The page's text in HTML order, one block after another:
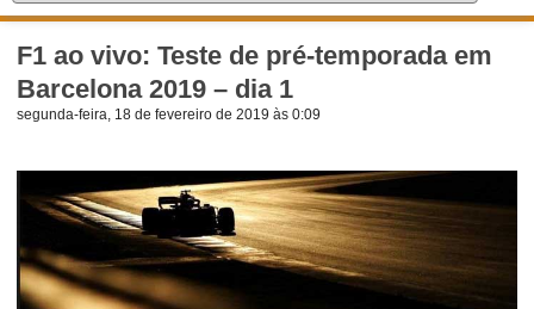
F1 ao vivo: Teste de pré-temporada em
Barcelona 2019 – dia 1
segunda-feira, 18 de fevereiro de 2019 às 0:09